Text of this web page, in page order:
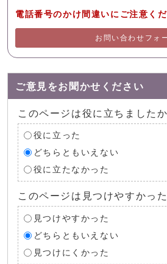
電話番号のかけ間違いにご注意くだ
お問い合わせフォ
ご意見をお聞かせください
このページは役に立ちましたか
役に立った
どちらともいえない
役に立たなかった
このページは見つけやすかっ
見つけやすかった
どちらともいえない
見つけにくかった